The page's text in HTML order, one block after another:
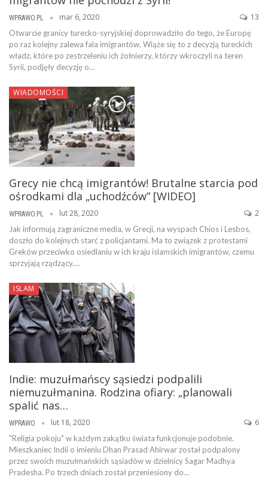
WPRAWO.PL mar 6, 2020 13
Otwarcie granicy turecko-syryjskiej doprowadziło do tego, że Europę
po raz kolejny zalewa fala imigrantów. Wiąże się to z decyzją tureckich
władz, które po zestrzeleniu ich żołnierzy, którzy wkroczyli na teren
Syrii, podjęły decyzję o…
WIADOMOŚCI
Grecy nie chcą imigrantów! Brutalne starcia pod
ośrodkami dla „uchodźców” [WIDEO]
WPRAWO.PL lut 28, 2020 2
Jak informują zagraniczne media, w Grecji, na wyspach Chios i Lesbos,
doszło do kolejnych starć z policjantami. Ma to związek z protestami
Greków przeciwko osiedlaniu w ich kraju islamskich imigrantów, czemu
sprzyjają rządzący.…
ISLAM
Indie: muzułmańscy sąsiedzi podpalili
niemuzułmanina. Rodzina ofiary: „planowali
spalić nas…
WPRAWO lut 18, 2020 6
"Religia pokoju" w każdym zakątku świata funkcjonuje podobnie.
Mieszkaniec Indii o imieniu Dhan Prasad Ahirwar został podpalony
przez swoich muzułmańskich sąsiadów w dzielnicy Sagar Madhya
Pradesha. Po trzech dniach został przeniesiony do…